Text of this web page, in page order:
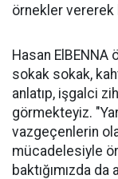
örnekler vererek
Hasan ElBENNA
sokak sokak,
anlatıp, işgalci
görmekteyiz.
vazgeçenlerin
mücadelesiyle
baktığımızda